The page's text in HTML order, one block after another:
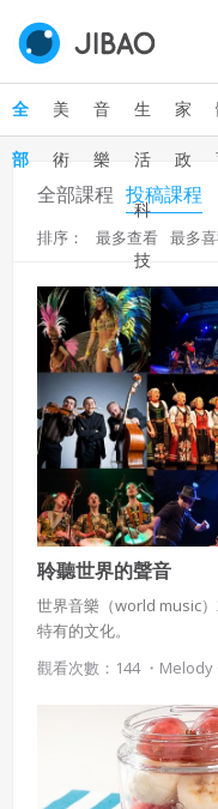
全
部
美
術
音
樂
生
活
科
技
家
政
全部課程 投稿課程
排序： 最多查看 最多
聆聽世界的聲音
世界音樂（world music
特有的文化。
觀看次數：144 ・ Melody